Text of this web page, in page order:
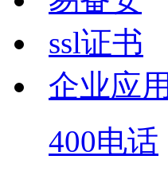
ssl证书
企业应用
400电话